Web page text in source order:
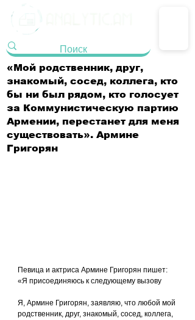
«Мой родственник, друг,
знакомый, сосед, коллега, кто
бы ни был рядом, кто голосует
за Коммунистическую партию
Армении, перестанет для меня
существовать». Армине
Григорян
Певица и актриса Армине Григорян пишет:
«Я присоединяюсь к следующему вызову
Я, Армине Григорян, заявляю, что любой мой
родственник, друг, знакомый, сосед, коллега,